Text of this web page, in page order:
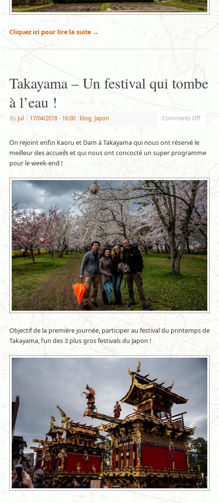
Cliquez ici pour lire la suite →
Takayama – Un festival qui tombe
à l’eau !
By Jul 17/04/2018 - 16:00 blog Japon Comments Off
On rejoint enfin Kaoru et Dam à Takayama qui nous ont réservé le
meilleur des accueils et qui nous ont concocté un super programme
pour le week-end !
Objectif de la première journée, participer au festival du printemps de
Takayama, l’un des 3 plus gros festivals du Japon !